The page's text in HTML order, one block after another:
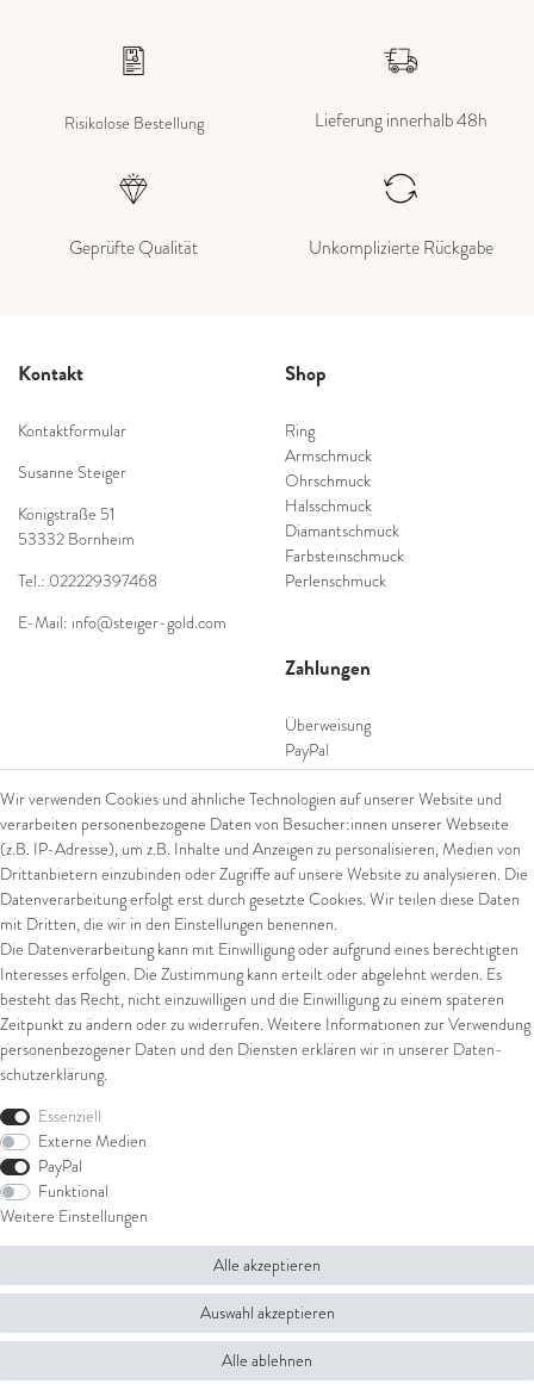
Risikolose Bestellung Lieferung innerhalb 48h
Geprüfte Qualität Unkomplizierte Rückgabe
Kontakt
Kontaktformular
Susanne Steiger
Königstraße 51
53332 Bornheim
Tel.: 022229397468
E-Mail: info@steiger-gold.com
Shop
Ring
Armschmuck
Ohrschmuck
Halsschmuck
Diamantschmuck
Farbsteinschmuck
Perlenschmuck
Zahlungen
Überweisung
PayPal
SEPA Lastschrift
giropay
Kreditkarte
Versand
UPS
FedEx
© Copyright 2026 Juwelier Steiger | Alle Rechte vorbehalten.
Wir verwenden Cookies und ähnliche Technologien auf unserer Website und
verarbeiten personenbezogene Daten von Besucher:innen unserer Webseite
(z.B. IP-Adresse), um z.B. Inhalte und Anzeigen zu personalisieren, Medien von
Drittanbietern einzubinden oder Zugriffe auf unsere Website zu analysieren. Die
Datenverarbeitung erfolgt erst durch gesetzte Cookies. Wir teilen diese Daten
mit Dritten, die wir in den Einstellungen benennen.
Die Datenverarbeitung kann mit Einwilligung oder aufgrund eines berechtigten
Interesses erfolgen. Die Zustimmung kann erteilt oder abgelehnt werden. Es
besteht das Recht, nicht einzuwilligen und die Einwilligung zu einem späteren
Zeitpunkt zu ändern oder zu widerrufen. Weitere Informationen zur Verwendung
personenbezogener Daten und den Diensten erklären wir in unserer Daten­
schutz­erklärung.
Essenziell
Externe Medien
PayPal
Funktional
Weitere Einstellungen
Alle akzeptieren
Auswahl akzeptieren
Alle ablehnen